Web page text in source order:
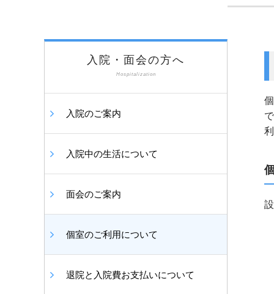
入院・面会の方へ
Hospitalization
入院のご案内
入院中の生活について
面会のご案内
個室のご利用について
退院と入院費お支払いについて